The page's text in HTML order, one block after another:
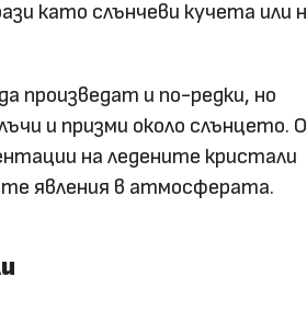
като слънчеви кучета или
произведат и по-редки, но
и призми около слънцето.
на ледените кристали
явления в атмосферата.